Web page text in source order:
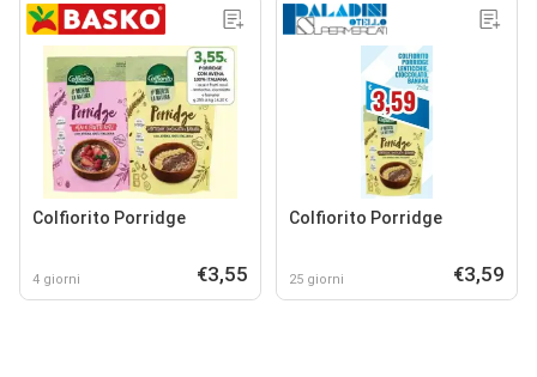
Colfiorito Porridge
4 giorni €3,55
Colfiorito Porridge
25 giorni €3,59